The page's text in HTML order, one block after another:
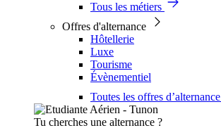
Tous les métiers
Offres d'alternance
Hôtellerie
Luxe
Tourisme
Évènementiel
Toutes les offres d’alternance
Tu cherches une alternance ?